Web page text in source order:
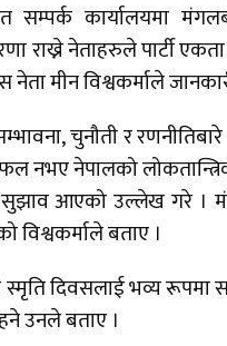
सम्पर्क कार्यालयमा
राख्ने नेताहरुले पार्टी
मीन विश्वकर्माले
चुनौती र
नभए नेपालको
सुझाव आएको उल्लेख गरे ।
विश्वकर्माले बताए ।
दिवसलाई भव्य रूपमा
उनले बताए ।